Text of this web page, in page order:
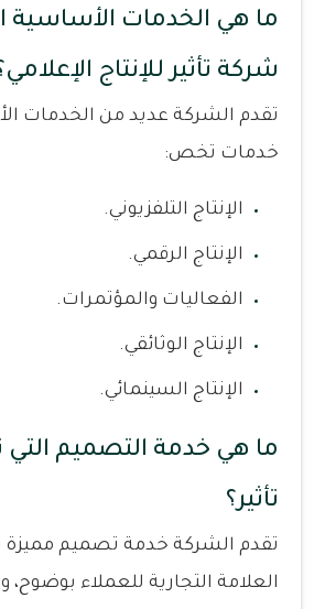
ما هي الخدمات الأساسية
شركة تأثير للإنتاج
تقدم الشركة عديد من الخدمات
خدمات تخص:
الإنتاج التلفزيوني.
الإنتاج الرقمي.
الفعاليات والمؤتمرات.
الإنتاج الوثائقي.
الإنتاج السينمائي.
ما هي خدمة التصميم
تأثير؟
تقدم الشركة خدمة تصميم
العلامة التجارية للعملاء بوضوح،